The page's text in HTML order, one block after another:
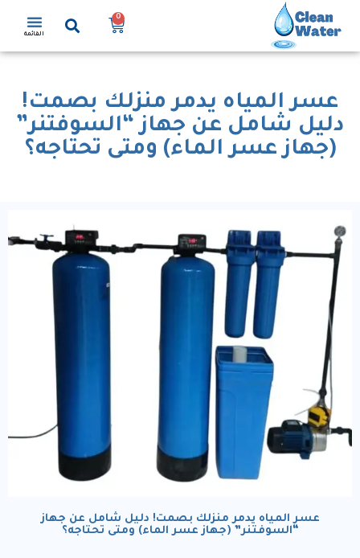
0
القائمة
عسر المياه يدمر منزلك بصمت!
دليل شامل عن جهاز “السوفتنر”
(جهاز عسر الماء) ومتى تحتاجه؟
عسر المياه يدمر منزلك بصمت! دليل شامل عن جهاز
“السوفتنر” (جهاز عسر الماء) ومتى تحتاجه؟